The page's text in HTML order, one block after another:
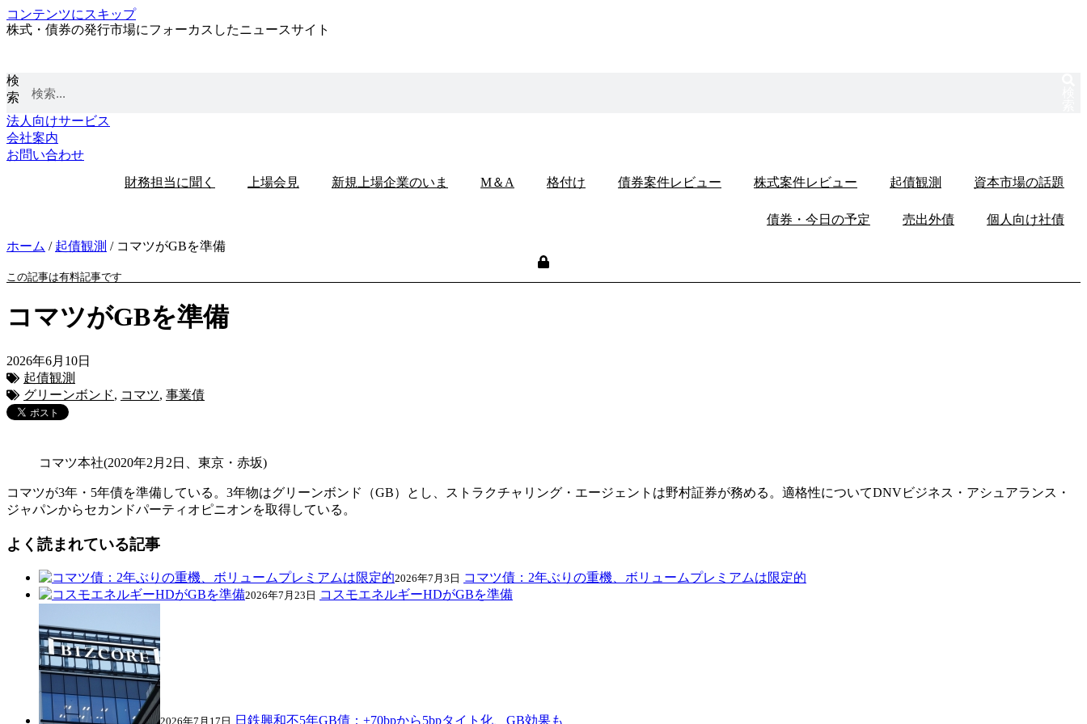
コンテンツにスキップ
株式・債券の発行市場にフォーカスしたニュースサイト
検
索
法人向けサービス
会社案内
お問い合わせ
財務担当に聞く
上場会見 新規上場企業のいま M＆A 格付け 債券案件レビュー 株式案件レビュー 起債観測 資本市場の話題
債券・今日の予定 売出外債
個人向け社債
ホーム / 起債観測 / コマツがGBを準備
この記事は有料記事です
コマツがGBを準備
2026年6月10日
起債観測
グリーンボンド, コマツ, 事業債
コマツ本社(2020年2月2日、東京・赤坂)
コマツが3年・5年債を準備している。3年物はグリーンボンド（GB）とし、ストラクチャリング・エージェントは野村証券が務める。適格性についてDNVビジネス・アシュアランス・
ジャパンからセカンドパーティオピニオンを取得している。
よく読まれている記事
2026年7月3日 コマツ債：2年ぶりの重機、ボリュームプレミアムは限定的
2026年7月23日 コスモエネルギーHDがGBを準備
2026年7月17日 日鉄興和不5年GB債：+70bpから5bpタイト化、GB効果も